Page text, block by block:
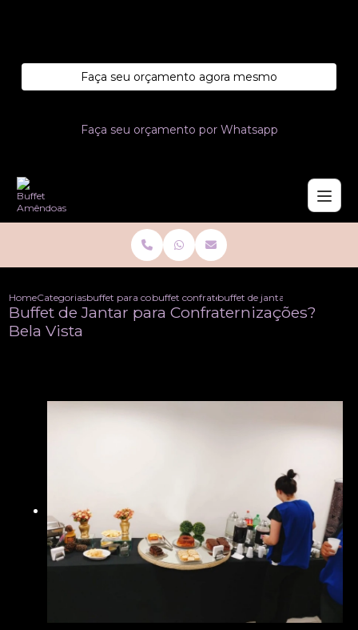
Faça seu orçamento agora mesmo
Faça seu orçamento por Whatsapp
HomeCategoriasbuffet para confraternizacoes
buffet confraternizacao de empresa
buffet de jantar para
Buffet de Jantar para Confraternizações?
Bela Vista